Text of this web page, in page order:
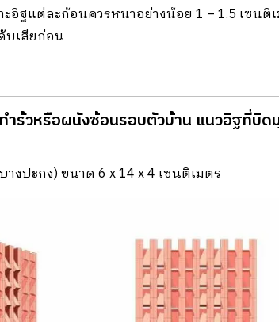
อิฐแต่ละก้อนควรหนาอย่างน้อย 1 – 1.5 เซน
บเสียก่อน
าร้ัวหรือผนังซ้อนรอบตัวบ้าน แนวอิฐที่บิ
งปะกง) ขนาด 6 x 14 x 4 เซนติเมตร